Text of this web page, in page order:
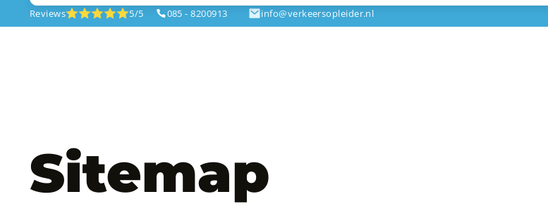
Reviews 5/5 085 - 8200913 info@verkeersopleider.nl
Sitemap